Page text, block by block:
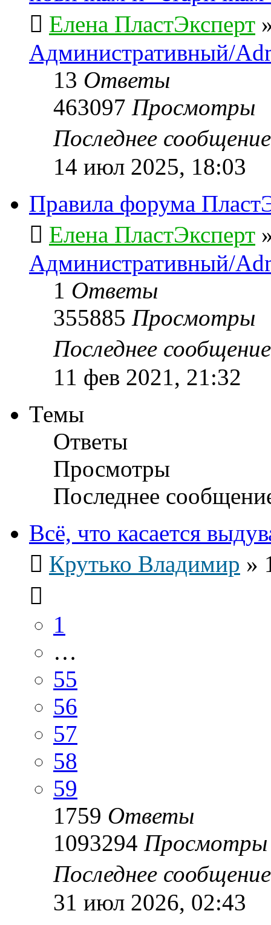
Елена ПластЭксперт
Административный/
13 Ответы
463097 Просмотры
Последнее
14 июл 2025, 18:03
Правила форума
Елена ПластЭксперт
Административный/
1 Ответы
355885 Просмотры
Последнее
11 фев 2021, 21:32
Темы
Ответы
Просмотры
Последнее
Всё, что касается
Крутько Владимир »
1
…
55
56
57
58
59
1759 Ответы
1093294 Просмотры
Последнее
31 июл 2026, 02:43